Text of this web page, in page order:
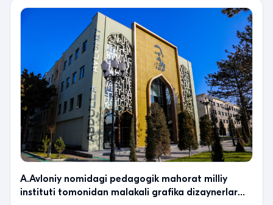
A.Avloniy nomidagi pedagogik mahorat milliy
instituti tomonidan malakali grafika dizaynerlar